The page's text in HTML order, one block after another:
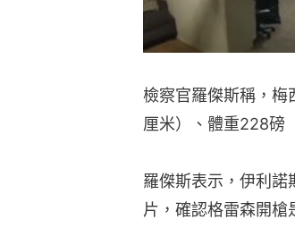
檢察官羅傑斯稱，
厘米）、體重228磅
羅傑斯表示，伊利諾
片，確認格雷森開槍